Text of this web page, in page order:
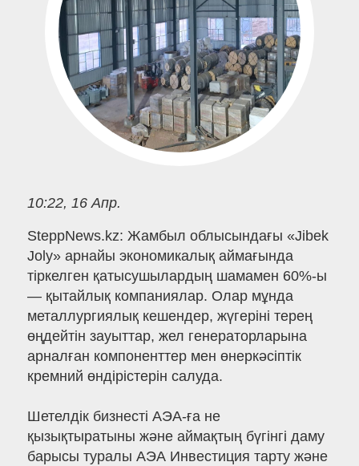
10:22, 16 Апр.
SteppNews.kz: Жамбыл облысындағы «Jibek
Joly» арнайы экономикалық аймағында
тіркелген қатысушылардың шамамен 60%-ы
— қытайлық компаниялар. Олар мұнда
металлургиялық кешендер, жүгеріні терең
өңдейтін зауыттар, жел генераторларына
арналған компоненттер мен өнеркәсіптік
кремний өндірістерін салуда.
Шетелдік бизнесті АЭА-ға не
қызықтыратыны және аймақтың бүгінгі даму
барысы туралы АЭА Инвестиция тарту және